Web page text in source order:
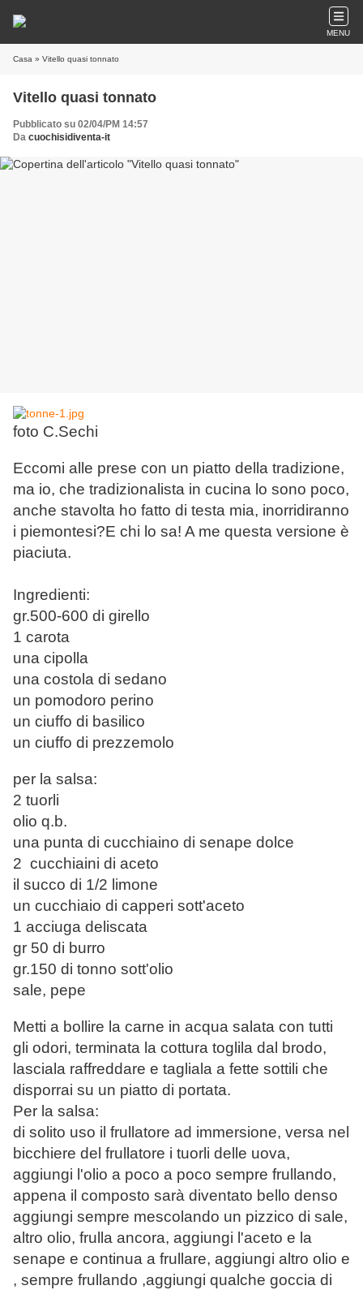
MENU
Casa » Vitello quasi tonnato
Vitello quasi tonnato
Pubblicato su 02/04/PM 14:57
Da cuochisidiventa-it
foto C.Sechi
Eccomi alle prese con un piatto della tradizione,
ma io, che tradizionalista in cucina lo sono poco,
anche stavolta ho fatto di testa mia, inorridiranno
i piemontesi?E chi lo sa! A me questa versione è
piaciuta.
Ingredienti:
gr.500-600 di girello
1 carota
una cipolla
una costola di sedano
un pomodoro perino
un ciuffo di basilico
un ciuffo di prezzemolo
per la salsa:
2 tuorli
olio q.b.
una punta di cucchiaino di senape dolce
2 cucchiaini di aceto
il succo di 1/2 limone
un cucchiaio di capperi sott'aceto
1 acciuga deliscata
gr 50 di burro
gr.150 di tonno sott'olio
sale, pepe
Metti a bollire la carne in acqua salata con tutti
gli odori, terminata la cottura toglila dal brodo,
lasciala raffreddare e tagliala a fette sottili che
disporrai su un piatto di portata.
Per la salsa:
di solito uso il frullatore ad immersione, versa nel
bicchiere del frullatore i tuorli delle uova,
aggiungi l'olio a poco a poco sempre frullando,
appena il composto sarà diventato bello denso
aggiungi sempre mescolando un pizzico di sale,
altro olio, frulla ancora, aggiungi l'aceto e la
senape e continua a frullare, aggiungi altro olio e
, sempre frullando ,aggiungi qualche goccia di